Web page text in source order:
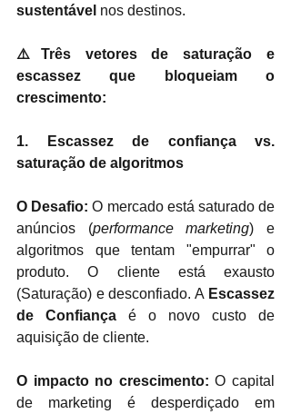
sustentável nos destinos.
⚠️Três vetores de saturação e
escassez que bloqueiam o
crescimento:
1. Escassez de confiança vs.
saturação de algoritmos
O Desafio: O mercado está saturado de
anúncios (performance marketing) e
algoritmos que tentam "empurrar" o
produto. O cliente está exausto
(Saturação) e desconfiado. A Escassez
de Confiança é o novo custo de
aquisição de cliente.
O impacto no crescimento: O capital
de marketing é desperdiçado em